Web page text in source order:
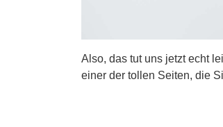
Also, das tut uns jetzt echt
einer der tollen Seiten, die